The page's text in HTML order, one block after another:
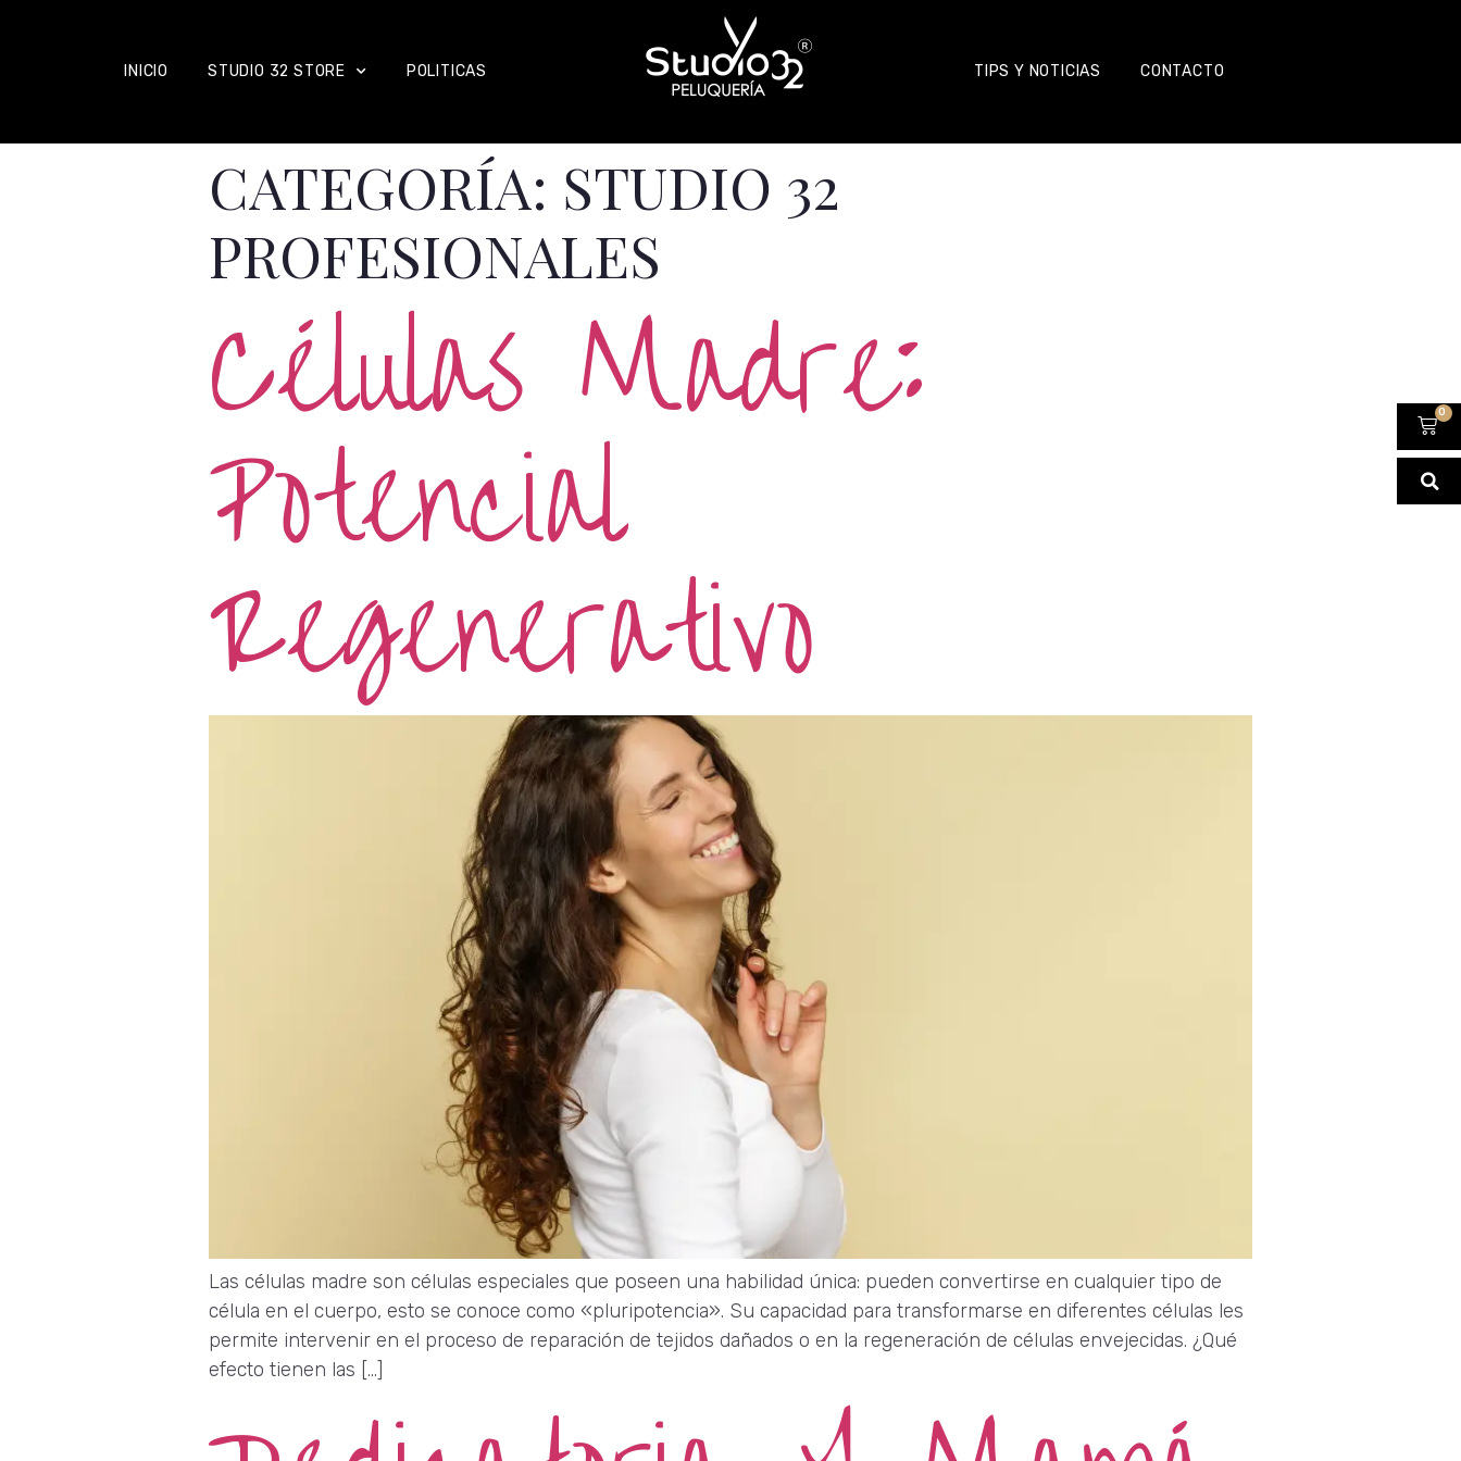
INICIO STUDIO 32 STORE POLITICAS TIPS Y NOTICIAS CONTACTO
0
CATEGORÍA: STUDIO 32
PROFESIONALES
Células Madre:
Potencial
Regenerativo
Las células madre son células especiales que poseen una habilidad única: pueden convertirse en cualquier tipo de
célula en el cuerpo, esto se conoce como «pluripotencia». Su capacidad para transformarse en diferentes células les
permite intervenir en el proceso de reparación de tejidos dañados o en la regeneración de células envejecidas. ¿Qué
efecto tienen las […]